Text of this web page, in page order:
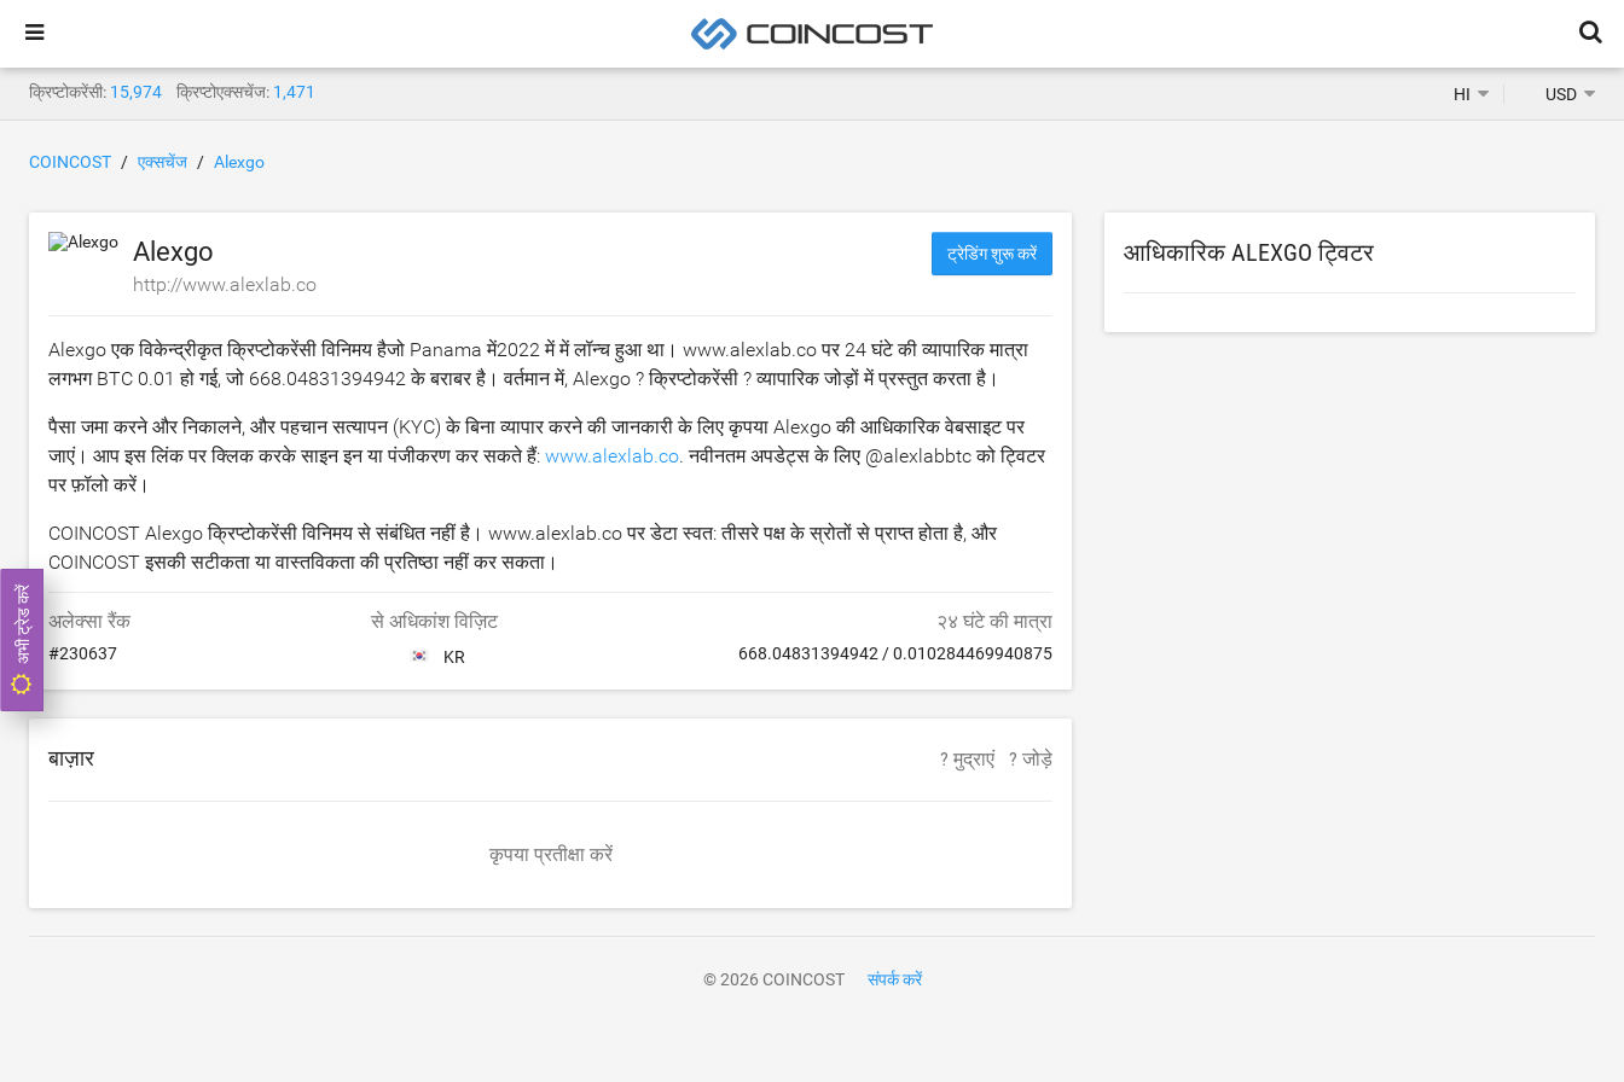
क्रिप्टोकरेंसी: 15,974 क्रिप्टोएक्सचेंज: 1,471 HI USD
COINCOST एक्सचेंज Alexgo
Alexgo
http://www.alexlab.co
ट्रेडिंग शुरू करें
Alexgo एक विकेन्द्रीकृत क्रिप्टोकरेंसी विनिमय हैजो Panama में2022 में में लॉन्च हुआ था। www.alexlab.co पर 24 घंटे की व्यापारिक मात्रा
लगभग BTC 0.01 हो गई, जो 668.04831394942के बराबर है। वर्तमान में, Alexgo ? क्रिप्टोकरेंसी ? व्यापारिक जोड़ों में प्रस्तुत करता है।
पैसा जमा करने और निकालने, और पहचान सत्यापन (KYC) के बिना व्यापार करने की जानकारी के लिए कृपया Alexgo की आधिकारिक वेबसाइट पर
जाएं। आप इस लिंक पर क्लिक करके साइन इन या पंजीकरण कर सकते हैं: www.alexlab.co. नवीनतम अपडेट्स के लिए @alexlabbtc को ट्विटर
पर फ़ॉलो करें।
COINCOST Alexgo क्रिप्टोकरेंसी विनिमय से संबंधित नहीं है। www.alexlab.co पर डेटा स्वत: तीसरे पक्ष के स्रोतों से प्राप्त होता है, और
COINCOST इसकी सटीकता या वास्तविकता की प्रतिष्ठा नहीं कर सकता।
अलेक्सा रैंक
#230637
से अधिकांश विज़िट
KR
२४ घंटे की मात्रा
668.04831394942 /0.010284469940875
बाज़ार ? मुद्राएं ? जोड़े
कृपया प्रतीक्षा करें
आधिकारिक ALEXGO ट्विटर
© 2026 COINCOST संपर्क करें
अभी ट्रेड करें